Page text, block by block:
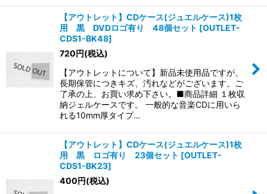
【アウトレット】CDケース(ジュエルケース)1枚
用 黒 DVDロゴ有り 48個セット [OUTLET-
CDS1-BK48]
720 円(税込)
【アウトレットについて】新品未使用品ですが、
長期保管につきキズ、汚れなどがございます。ご
了承の上、お買い求め下さい。■商品詳細 １枚収
納ジェルケースです。 一般的な音楽CDに用いら
れる10mm厚タイプ…
【アウトレット】CDケース(ジュエルケース)1枚
用 黒 ロゴ有り 23個セット [OUTLET-
CDS1-BK23]
400 円(税込)